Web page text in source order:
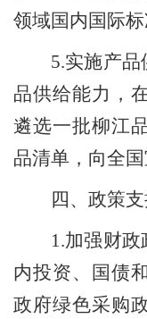
领域国内国际标
5.实施产品
品供给能力，
遴选一批柳江
品清单，向全国
四、 政策
1.加强财政
内投资、国债
政府绿色采购